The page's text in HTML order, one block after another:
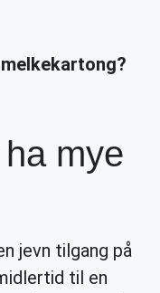
mye
jevn tilgang på
til en